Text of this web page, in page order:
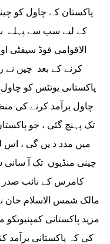
پاکستان کے چاول کو
کے لیے سب سے پہلے
الاقوامی فوڈ سیفٹی
پاکستانی یونٹس کو
تک پہنچ گئی ، جو
میں مدد د یں گی ، اس
چینی منڈیوں تک آ
کامرس کے نائب صدر
مالک شمس الاسلام خان
مزید پاکستانی
کی کہ پاکستانی برآمد